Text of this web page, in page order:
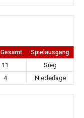
Gesamt Spielausgang
11
Sieg
4 Niederlage